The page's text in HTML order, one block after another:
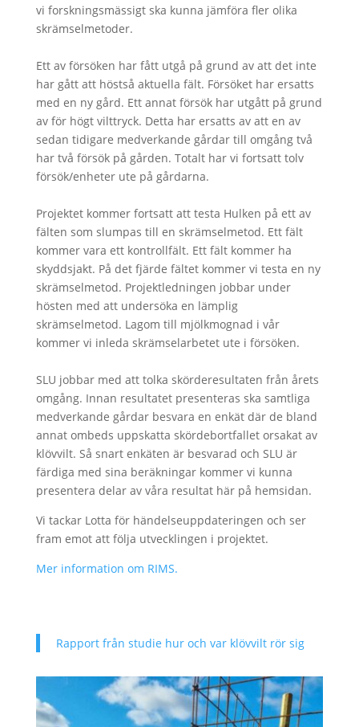
vi forskningsmässigt ska kunna jämföra fler olika
skrämselmetoder.
Ett av försöken har fått utgå på grund av att det inte
har gått att höstså aktuella fält. Försöket har ersatts
med en ny gård. Ett annat försök har utgått på grund
av för högt vilttryck. Detta har ersatts av att en av
sedan tidigare medverkande gårdar till omgång två
har två försök på gården. Totalt har vi fortsatt tolv
försök/enheter ute på gårdarna.
Projektet kommer fortsatt att testa Hulken på ett av
fälten som slumpas till en skrämselmetod. Ett fält
kommer vara ett kontrollfält. Ett fält kommer ha
skyddsjakt. På det fjärde fältet kommer vi testa en ny
skrämselmetod. Projektledningen jobbar under
hösten med att undersöka en lämplig
skrämselmetod. Lagom till mjölkmognad i vår
kommer vi inleda skrämselarbetet ute i försöken.
SLU jobbar med att tolka skörderesultaten från årets
omgång. Innan resultatet presenteras ska samtliga
medverkande gårdar besvara en enkät där de bland
annat ombeds uppskatta skördebortfallet orsakat av
klövvilt. Så snart enkäten är besvarad och SLU är
färdiga med sina beräkningar kommer vi kunna
presentera delar av våra resultat här på hemsidan.
Vi tackar Lotta för händelseuppdateringen och ser
fram emot att följa utvecklingen i projektet.
Mer information om RIMS.
Rapport från studie hur och var klövvilt rör sig